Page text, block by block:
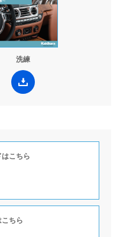
洗練
はこちら
こちら